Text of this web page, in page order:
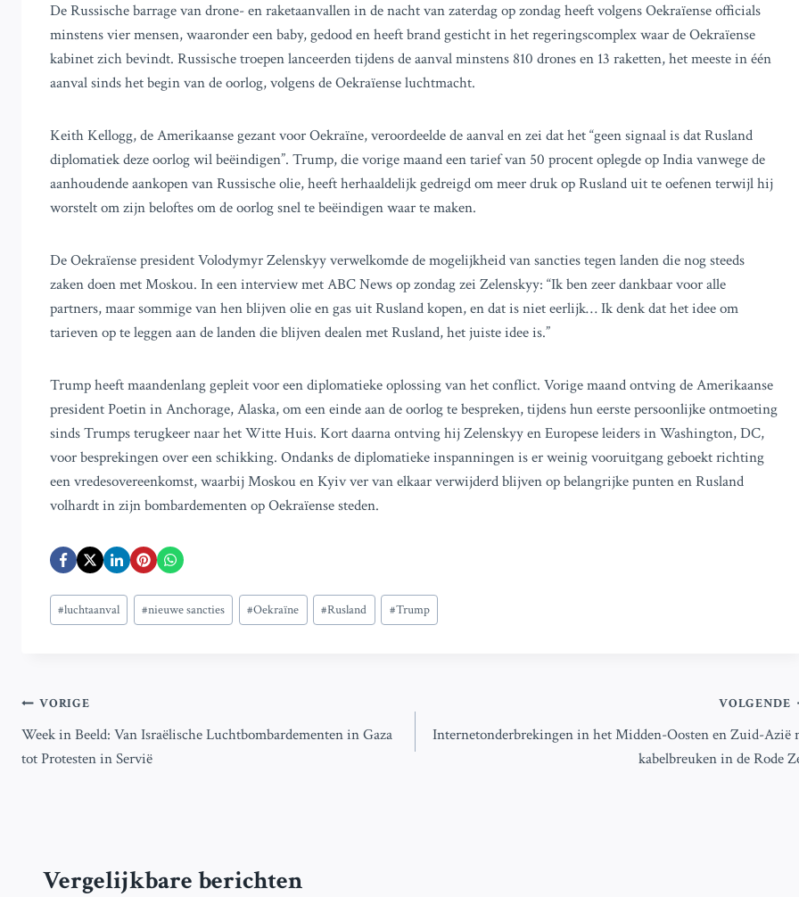
De Russische barrage van drone- en raketaanvallen in de nacht van zaterdag op zondag heeft volgens Oekraïense officials
minstens vier mensen, waaronder een baby, gedood en heeft brand gesticht in het regeringscomplex waar de Oekraïense
kabinet zich bevindt. Russische troepen lanceerden tijdens de aanval minstens 810 drones en 13 raketten, het meeste in één
aanval sinds het begin van de oorlog, volgens de Oekraïense luchtmacht.
Keith Kellogg, de Amerikaanse gezant voor Oekraïne, veroordeelde de aanval en zei dat het “geen signaal is dat Rusland
diplomatiek deze oorlog wil beëindigen”. Trump, die vorige maand een tarief van 50 procent oplegde op India vanwege de
aanhoudende aankopen van Russische olie, heeft herhaaldelijk gedreigd om meer druk op Rusland uit te oefenen terwijl hij
worstelt om zijn beloftes om de oorlog snel te beëindigen waar te maken.
De Oekraïense president Volodymyr Zelenskyy verwelkomde de mogelijkheid van sancties tegen landen die nog steeds
zaken doen met Moskou. In een interview met ABC News op zondag zei Zelenskyy: “Ik ben zeer dankbaar voor alle
partners, maar sommige van hen blijven olie en gas uit Rusland kopen, en dat is niet eerlijk… Ik denk dat het idee om
tarieven op te leggen aan de landen die blijven dealen met Rusland, het juiste idee is.”
Trump heeft maandenlang gepleit voor een diplomatieke oplossing van het conflict. Vorige maand ontving de Amerikaanse
president Poetin in Anchorage, Alaska, om een einde aan de oorlog te bespreken, tijdens hun eerste persoonlijke ontmoeting
sinds Trumps terugkeer naar het Witte Huis. Kort daarna ontving hij Zelenskyy en Europese leiders in Washington, DC,
voor besprekingen over een schikking. Ondanks de diplomatieke inspanningen is er weinig vooruitgang geboekt richting
een vredesovereenkomst, waarbij Moskou en Kyiv ver van elkaar verwijderd blijven op belangrijke punten en Rusland
volhardt in zijn bombardementen op Oekraïense steden.
Bericht
tags:
#luchtaanval #nieuwe sancties #Oekraïne #Rusland #Trump
Bericht
navigatie
VORIGE
Week in Beeld: Van Israëlische Luchtbombardementen in Gaza
tot Protesten in Servië
VOLGENDE
Internetonderbrekingen in het Midden-Oosten en Zuid-Azië
kabelbreuken in de Rode
Vergelijkbare berichten